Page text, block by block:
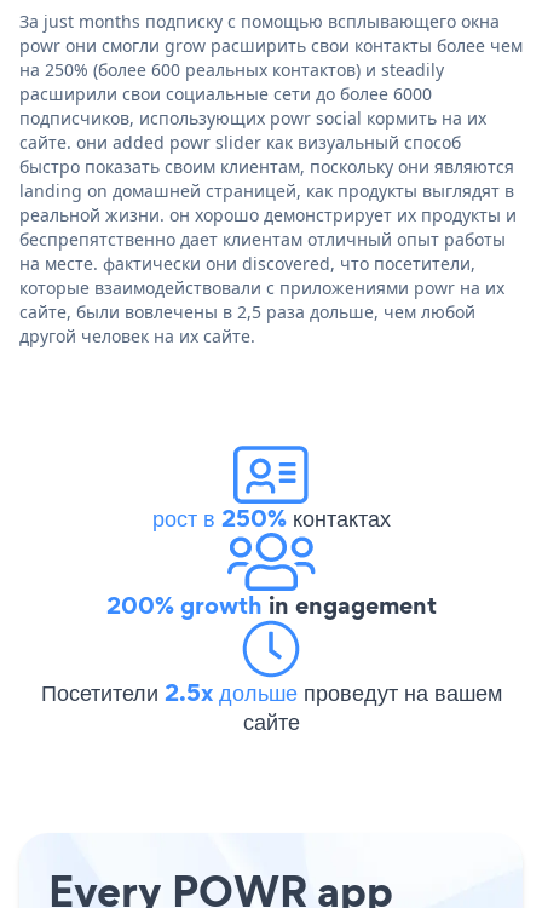
За just months подписку с помощью всплывающего окна
powr они смогли grow расширить свои контакты более чем
на 250% (более 600 реальных контактов) и steadily
расширили свои социальные сети до более 6000
подписчиков, использующих powr social кормить на их
сайте. они added powr slider как визуальный способ
быстро показать своим клиентам, поскольку они являются
landing on домашней страницей, как продукты выглядят в
реальной жизни. он хорошо демонстрирует их продукты и
беспрепятственно дает клиентам отличный опыт работы
на месте. фактически они discovered, что посетители,
которые взаимодействовали с приложениями powr на их
сайте, были вовлечены в 2,5 раза дольше, чем любой
другой человек на их сайте.
рост в 250%контактах
200% growth in engagement
Посетители 2.5x дольше проведут на вашем
сайте
Every POWR app